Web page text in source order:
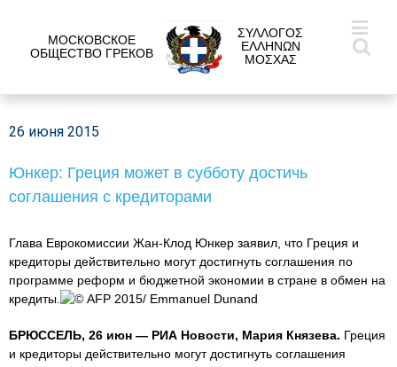
МОСКОВСКОЕ
ОБЩЕСТВО ГРЕКОВ
ΣΥΛΛΟΓΟΣ
ΕΛΛΗΝΩΝ
ΜΟΣΧΑΣ
26 июня 2015
Юнкер: Греция может в субботу достичь
соглашения с кредиторами
Глава Еврокомиссии Жан-Клод Юнкер заявил, что Греция и
кредиторы действительно могут достигнуть соглашения по
программе реформ и бюджетной экономии в стране в обмен на
кредиты.
© AFP 2015/ Emmanuel Dunand
БРЮССЕЛЬ, 26 июн — РИА Новости, Мария Князева. Греция
и кредиторы действительно могут достигнуть соглашения